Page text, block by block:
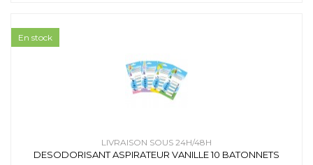
LIVRAISON SOUS 24H/48H
DESODORISANT ASPIRATEUR VANILLE 10 BATONNETS
En stock